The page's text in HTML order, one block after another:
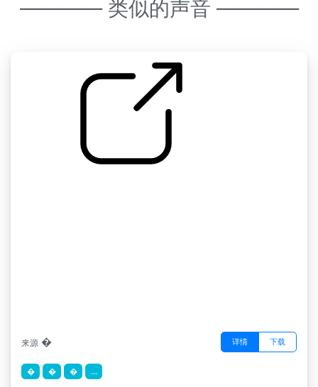
———— 类似的声音 ————
来源 � 详情 下载
� � � ...